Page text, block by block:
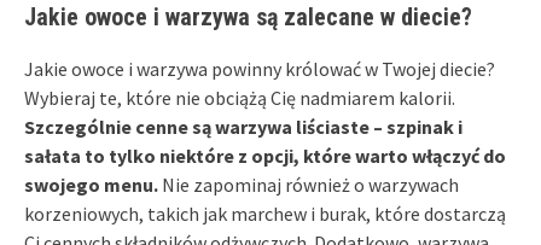
Jakie owoce i warzywa są zalecane w diecie?
Jakie owoce i warzywa powinny królować w Twojej diecie?
Wybieraj te, które nie obciążą Cię nadmiarem kalorii.
Szczególnie cenne są warzywa liściaste – szpinak i
sałata to tylko niektóre z opcji, które warto włączyć do
swojego menu. Nie zapominaj również o warzywach
korzeniowych, takich jak marchew i burak, które dostarczą